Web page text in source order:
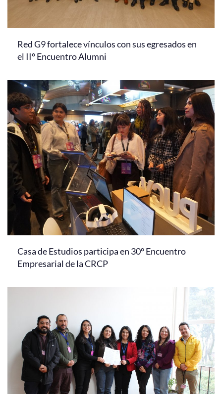
Red G9 fortalece vínculos con sus egresados en
el II° Encuentro Alumni
Casa de Estudios participa en 30° Encuentro
Empresarial de la CRCP